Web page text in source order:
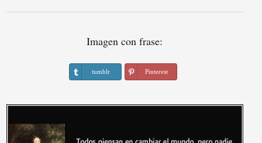
Imagen con frase:
tumblr Pinterest